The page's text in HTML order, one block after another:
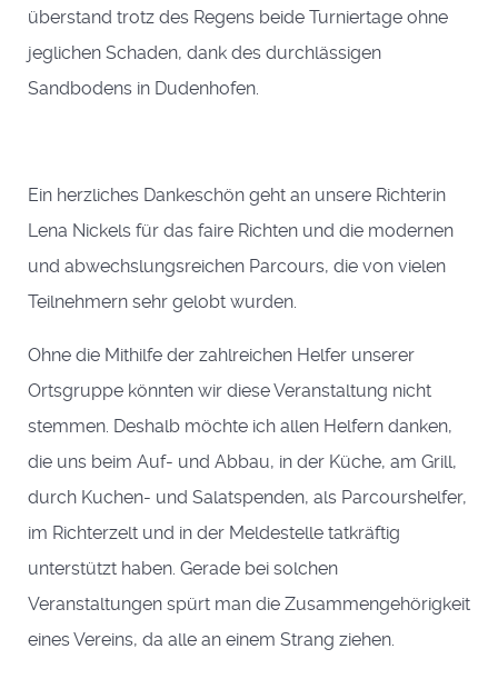
überstand trotz des Regens beide Turniertage ohne
jeglichen Schaden, dank des durchlässigen
Sandbodens in Dudenhofen.
Ein herzliches Dankeschön geht an unsere Richterin
Lena Nickels für das faire Richten und die modernen
und abwechslungsreichen Parcours, die von vielen
Teilnehmern sehr gelobt wurden.
Ohne die Mithilfe der zahlreichen Helfer unserer
Ortsgruppe könnten wir diese Veranstaltung nicht
stemmen. Deshalb möchte ich allen Helfern danken,
die uns beim Auf- und Abbau, in der Küche, am Grill,
durch Kuchen- und Salatspenden, als Parcourshelfer,
im Richterzelt und in der Meldestelle tatkräftig
unterstützt haben. Gerade bei solchen
Veranstaltungen spürt man die Zusammengehörigkeit
eines Vereins, da alle an einem Strang ziehen.